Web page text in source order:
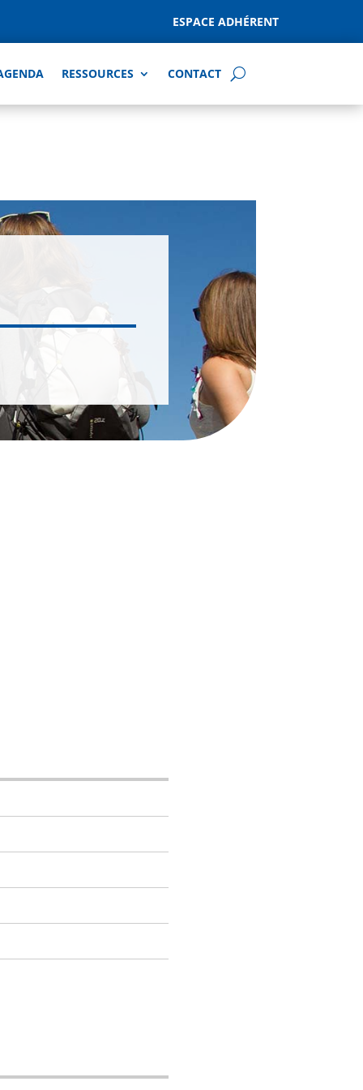
ESPACE ADHÉRENT
RESSOURCES CONTACT